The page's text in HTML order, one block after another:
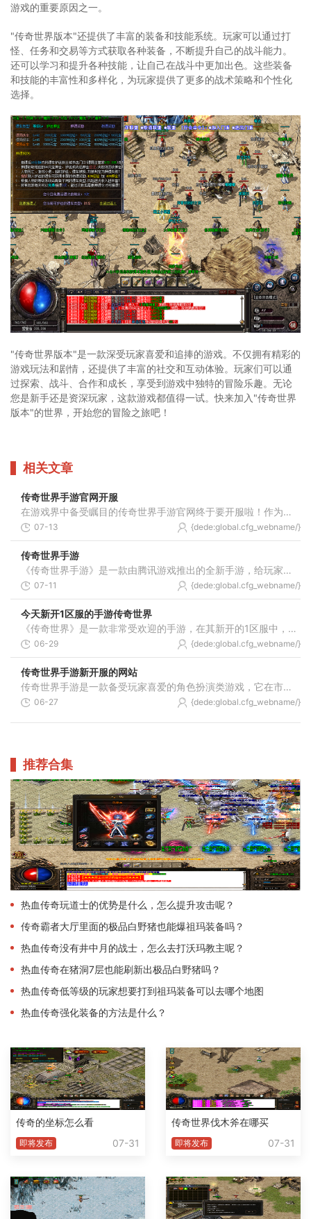
游戏的重要原因之一。
"传奇世界版本"还提供了丰富的装备和技能系统。玩家可以通过打
怪、任务和交易等方式获取各种装备，不断提升自己的战斗能力。
还可以学习和提升各种技能，让自己在战斗中更加出色。这些装备
和技能的丰富性和多样化，为玩家提供了更多的战术策略和个性化
选择。
"传奇世界版本"是一款深受玩家喜爱和追捧的游戏。不仅拥有精彩的
游戏玩法和剧情，还提供了丰富的社交和互动体验。玩家们可以通
过探索、战斗、合作和成长，享受到游戏中独特的冒险乐趣。无论
您是新手还是资深玩家，这款游戏都值得一试。快来加入"传奇世界
版本"的世界，开始您的冒险之旅吧！
相关文章
传奇世界手游官网开服
在游戏界中备受瞩目的传奇世界手游官网终于要开服啦！作为一款具有浓厚传奇色彩的角色扮演游戏，传奇世界手游自问世以来就席卷了全球玩家。而官网开服则被众多玩家期待已久。
07-13 {dede:global.cfg_webname/}
传奇世界手游
《传奇世界手游》是一款由腾讯游戏推出的全新手游，给玩家带来了视觉和游戏体验的全面升级。本文将为大家详细介绍《传奇世界手游》的具体玩法，带你一起体验这个令人兴奋的游
07-11 {dede:global.cfg_webname/}
今天新开1区服的手游传奇世界
《传奇世界》是一款非常受欢迎的手游，在其新开的1区服中，带给玩家更多精彩的游戏体验。本文将为大家介绍这款游戏的具体玩法，让大家更好地了解并享受这个全新的世界。传奇世
06-29 {dede:global.cfg_webname/}
传奇世界手游新开服的网站
传奇世界手游是一款备受玩家喜爱的角色扮演类游戏，它在市场上拥有众多的玩家基础。为了满足玩家的需求，传奇世界手游经常会开启新的游戏服务器，以此来让更多的玩家参与其中
06-27 {dede:global.cfg_webname/}
推荐合集
热血传奇玩道士的优势是什么，怎么提升攻击呢？
传奇霸者大厅里面的极品白野猪也能爆祖玛装备吗？
热血传奇没有井中月的战士，怎么去打沃玛教主呢？
热血传奇在猪洞7层也能刷新出极品白野猪吗？
热血传奇低等级的玩家想要打到祖玛装备可以去哪个地图
热血传奇强化装备的方法是什么？
传奇的坐标怎么看
即将发布 07-31
传奇世界伐木斧在哪买
即将发布 07-31